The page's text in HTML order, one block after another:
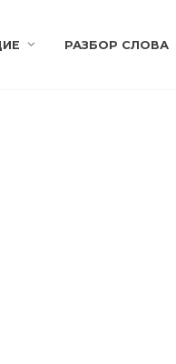
РАЗБОР СЛОВА